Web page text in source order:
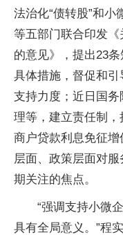
法治化“债转股”和
等五部门联合印发
的意见》，提出23
具体措施，督促和
支持力度；近日国
理等，建立责任制
商户贷款利息免征
层面、政策层面对
期关注的焦点。
“强调支持小微
具有全局意义。”程